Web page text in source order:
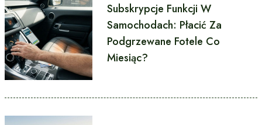
Subskrypcje Funkcji W
Samochodach: Płacić Za
Podgrzewane Fotele Co
Miesiąc?